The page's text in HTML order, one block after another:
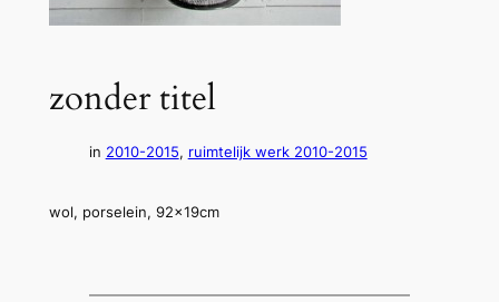
zonder titel
in 2010-2015, ruimtelijk werk 2010-2015
wol, porselein, 92x19cm